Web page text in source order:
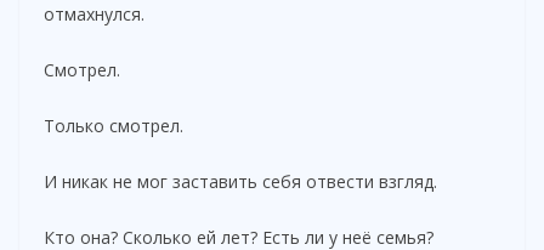
отмахнулся.
Смотрел.
Только смотрел.
И никак не мог заставить себя отвести взгляд.
Кто она? Сколько ей лет? Есть ли у неё семья?